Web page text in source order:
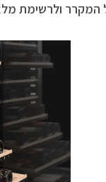
המקרר ולרשימת